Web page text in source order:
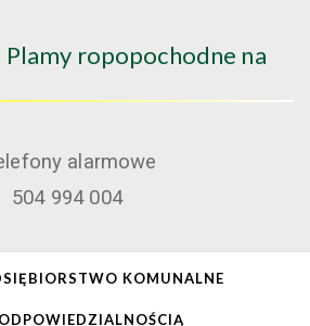
Plamy ropopochodne na
alarmowe
504 994 004
KOMUNALNE